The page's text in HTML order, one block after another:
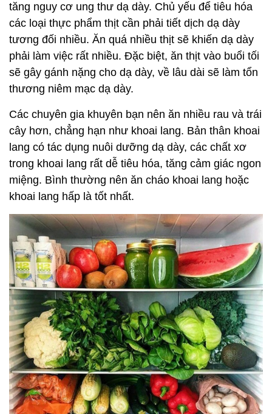
tăng nguy cơ ung thư dạ dày. Chủ yếu để tiêu hóa
các loại thực phẩm thịt cần phải tiết dịch dạ dày
tương đối nhiều. Ăn quá nhiều thịt sẽ khiến dạ dày
phải làm việc rất nhiều. Đặc biệt, ăn thịt vào buổi tối
sẽ gây gánh nặng cho dạ dày, về lâu dài sẽ làm tổn
thương niêm mạc dạ dày.
Các chuyên gia khuyên bạn nên ăn nhiều rau và trái
cây hơn, chẳng hạn như khoai lang. Bản thân khoai
lang có tác dụng nuôi dưỡng dạ dày, các chất xơ
trong khoai lang rất dễ tiêu hóa, tăng cảm giác ngon
miệng. Bình thường nên ăn cháo khoai lang hoặc
khoai lang hấp là tốt nhất.